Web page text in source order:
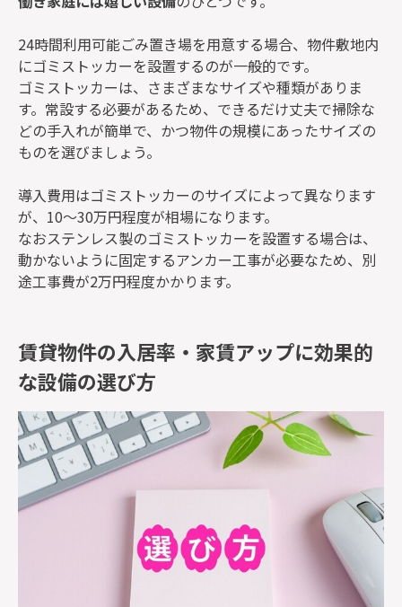
24時間利用可能ごみ置き場を用意する場合、物件敷地内
にゴミストッカーを設置するのが一般的です。
ゴミストッカーは、さまざまなサイズや種類がありま
す。常設する必要があるため、できるだけ丈夫で掃除な
どの手入れが簡単で、かつ物件の規模にあったサイズの
ものを選びましょう。
導入費用はゴミストッカーのサイズによって異なります
が、10～30万円程度が相場になります。
なおステンレス製のゴミストッカーを設置する場合は、
動かないように固定するアンカー工事が必要なため、別
途工事費が2万円程度かかります。
賃貸物件の入居率・家賃アップに効果的
な設備の選び方